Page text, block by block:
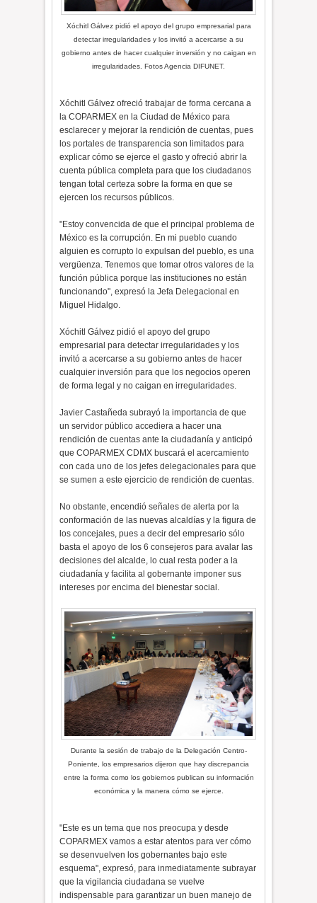
Xóchitl Gálvez pidió el apoyo del grupo empresarial para
detectar irregularidades y los invitó a acercarse a su
gobierno antes de hacer cualquier inversión y no caigan en
irregularidades. Fotos Agencia DIFUNET.
Xóchitl Gálvez ofreció trabajar de forma cercana a
la COPARMEX en la Ciudad de México para
esclarecer y mejorar la rendición de cuentas, pues
los portales de transparencia son limitados para
explicar cómo se ejerce el gasto y ofreció abrir la
cuenta pública completa para que los ciudadanos
tengan total certeza sobre la forma en que se
ejercen los recursos públicos.
"Estoy convencida de que el principal problema de
México es la corrupción. En mi pueblo cuando
alguien es corrupto lo expulsan del pueblo, es una
vergüenza. Tenemos que tomar otros valores de la
función pública porque las instituciones no están
funcionando", expresó la Jefa Delegacional en
Miguel Hidalgo.
Xóchitl Gálvez pidió el apoyo del grupo
empresarial para detectar irregularidades y los
invitó a acercarse a su gobierno antes de hacer
cualquier inversión para que los negocios operen
de forma legal y no caigan en irregularidades.
Javier Castañeda subrayó la importancia de que
un servidor público accediera a hacer una
rendición de cuentas ante la ciudadanía y anticipó
que COPARMEX CDMX buscará el acercamiento
con cada uno de los jefes delegacionales para que
se sumen a este ejercicio de rendición de cuentas.
No obstante, encendió señales de alerta por la
conformación de las nuevas alcaldías y la figura de
los concejales, pues a decir del empresario sólo
basta el apoyo de los 6 consejeros para avalar las
decisiones del alcalde, lo cual resta poder a la
ciudadanía y facilita al gobernante imponer sus
intereses por encima del bienestar social.
Durante la sesión de trabajo de la Delegación Centro-
Poniente, los empresarios dijeron que hay discrepancia
entre la forma como los gobiernos publican su información
económica y la manera cómo se ejerce.
"Este es un tema que nos preocupa y desde
COPARMEX vamos a estar atentos para ver cómo
se desenvuelven los gobernantes bajo este
esquema", expresó, para inmediatamente subrayar
que la vigilancia ciudadana se vuelve
indispensable para garantizar un buen manejo de